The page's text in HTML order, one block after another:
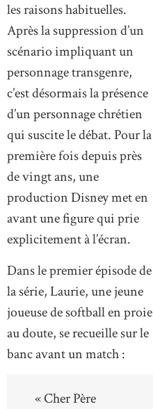
les raisons habituelles.
Après la suppression d’un
scénario impliquant un
personnage transgenre,
c’est désormais la présence
d’un personnage chrétien
qui suscite le débat. Pour la
première fois depuis près
de vingt ans, une
production Disney met en
avant une figure qui prie
explicitement à l’écran.
Dans le premier épisode de
la série, Laurie, une jeune
joueuse de softball en proie
au doute, se recueille sur le
banc avant un match :
« Cher Père